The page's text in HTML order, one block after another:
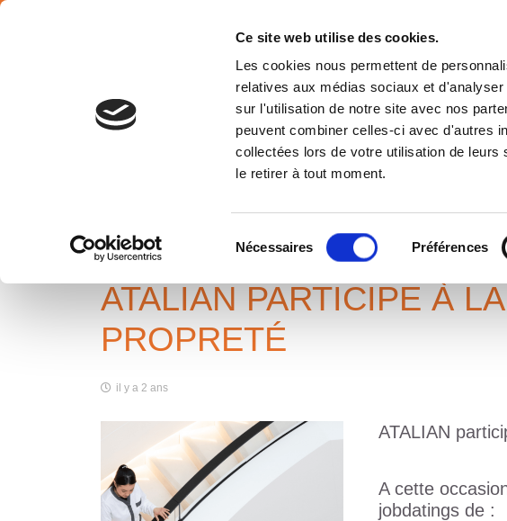
Ce site web utilise des cookies.
Les cookies nous permettent de
relatives aux médias sociaux et
sur l'utilisation de notre site avec nos
peuvent combiner celles-ci avec d'autres
collectées lors de votre utilisation de
le retirer à tout moment.
Nécessaires Préférences
A PROPOS
ATALIAN PARTICIPE À LA SEMAINE DES
ATALIAN PARTICIPE À
PROPRETÉ
il y a 2 ans
ATALIAN
A cette
jobdatings de :